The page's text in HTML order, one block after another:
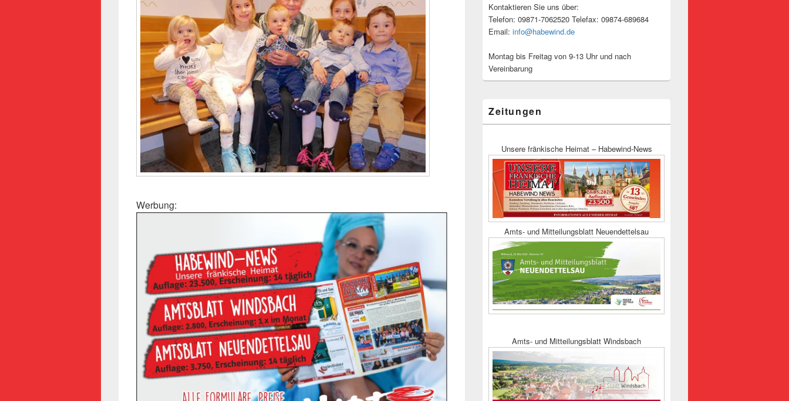
Werbung:
Kontaktieren Sie uns über:
Telefon: 09871-7062520 Telefax: 09874-689684
Email: info@habewind.de
Montag bis Freitag von 9-13 Uhr und nach
Vereinbarung
Zeitungen
Unsere fränkische Heimat – Habewind-News
Amts- und Mitteilungsblatt Neuendettelsau
Amts- und Mitteilungsblatt Windsbach